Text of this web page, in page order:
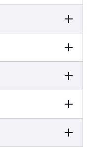
和 c7gd.metal
实例存储（GB）
仅限 EBS
实例存储（GB）
仅限 EBS
实例存储（GB）
仅限 EBS
实例存储（GB）
实例存储（GB）